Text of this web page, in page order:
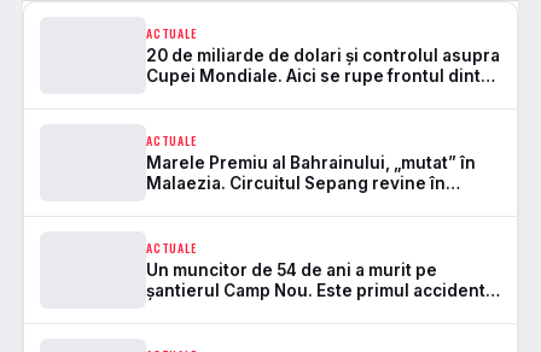
ACTUALE
20 de miliarde de dolari și controlul asupra
Cupei Mondiale. Aici se rupe frontul dintre
ACTUALE
Marele Premiu al Bahrainului, „mutat” în
Malaezia. Circuitul Sepang revine în
ACTUALE
Un muncitor de 54 de ani a murit pe
șantierul Camp Nou. Este primul accident